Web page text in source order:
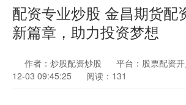
配资专业炒股 金昌期货配
新篇章，助力投资梦想
作者：炒股配资炒股 平台：股票配资
12-03 09:45:25
阅读：131